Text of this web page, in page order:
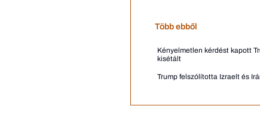
Több ebből
Kényelmetlen kérdést kapott
kisétált
Trump felszólította Izraelt és